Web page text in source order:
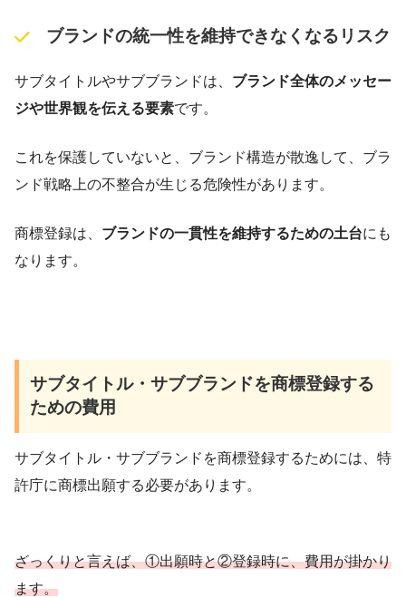
ブランドの統一性を維持できなくなるリスク
サブタイトルやサブブランドは、 ブランド全体のメッセー
ジや世界観を伝える要素です。
これを保護していないと、ブランド構造が散逸して、ブラ
ンド戦略上の不整合が生じる危険性があります。
商標登録は、 ブランドの一貫性を維持するための土台にも
なります。
サブタイトル・サブブランドを商標登録する
ための費用
サブタイトル・サブブランドを商標登録するためには、特
許庁に商標出願する必要があります。
ざっくりと言えば、①出願時と②登録時に、費用が掛かり
ます。